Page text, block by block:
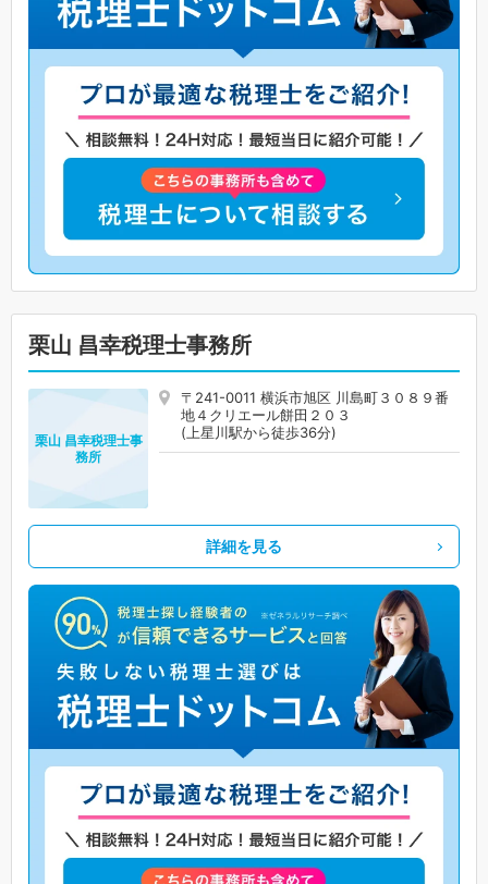
栗山 昌幸税理士事務所
〒241-0011 横浜市旭区 川島町３０８９番
地４クリエール餅田２０３
(上星川駅から徒歩36分)
栗山 昌幸税理士事
務所
詳細を見る